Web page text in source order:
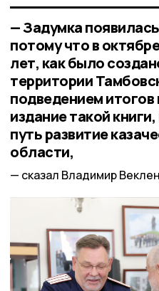
— Задумка
потому что в
лет, как было
территории
подведением
издание такой
путь развитие
области,
сказал Владимир